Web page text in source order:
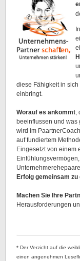
diese Fähigkeit in
einbringt.
Worauf es ankommt,
beeinflussen und was
wird im
auf fundiertem
Eingesetzt von einem
Erfolg gemeinsam
Machen Sie Ihre
Herausforderungen
* DerVerzicht auf die
einen angenehmen